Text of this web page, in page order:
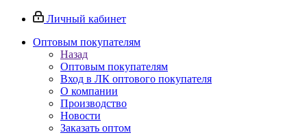
Личный кабинет
Оптовым покупателям
Назад
Оптовым покупателям
Вход в ЛК оптового покупателя
О компании
Производство
Новости
Заказать оптом